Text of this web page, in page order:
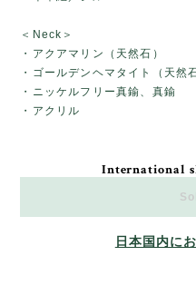
＜Neck＞
・アクアマリン（天然石）
・ゴールデンヘマタイト（天然
・ニッケルフリー真鍮、真鍮
・アクリル
International
日本国内に